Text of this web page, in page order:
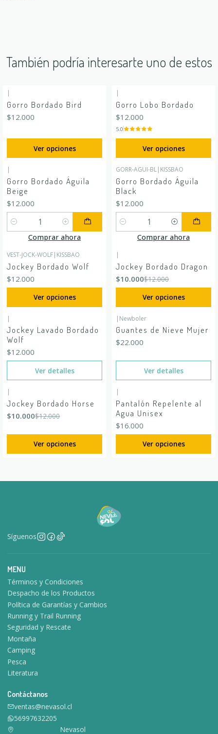
También podría interesarte uno de estos
|
Gorro Bordado Bird
$12.000
Ver opciones
|
Gorro Lobo Bordado
$12.000
5.0
Ver opciones
|
Gorro Bordado Águila
Beige
$12.000
Cantidad
Comprar ahora
GORR-AGUI-BL| KISSBAO
Gorro Bordado Águila
Black
$12.000
Cantidad
Comprar ahora
VEST-JOCK-WOLF| KISSBAO
Jockey Bordado Wolf
$12.000
Ver opciones
|
Jockey Bordado Dragon
$10.000$12.000
Ver opciones
|
Jockey Lavado Bordado
Wolf
$12.000
Ver detalles
| Newboler
Guantes de Nieve Mujer
$22.000
Ver detalles
|
Jockey Bordado Horse
$10.000$12.000
Ver opciones
|
Pantalón Repelente al
Agua Unisex
$16.000
Ver opciones
Síguenos
MENU
Términos y Condiciones
Despacho de los Productos
Política de Garantías y Cambios
Running y Trail Running
Seguridad y Rescate
Montaña
Camping
Pesca
Literatura
Contáctanos
ventas@nevasol.cl
56997632205
Nevasol